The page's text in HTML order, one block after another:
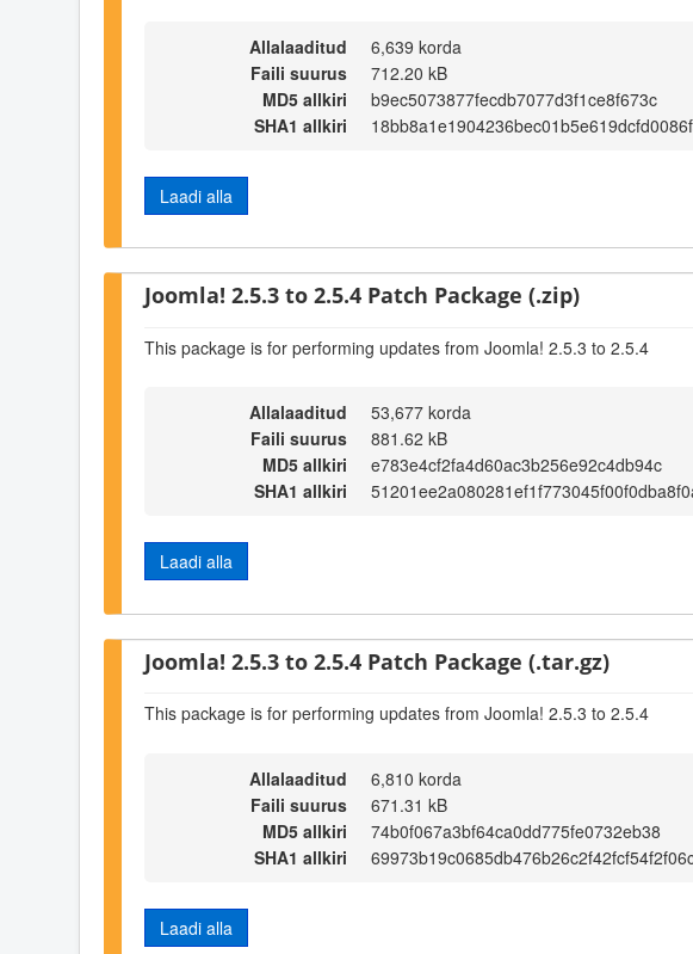
Allalaaditud
6,639 korda
Faili suurus
712.20 kB
MD5 allkiri
b9ec5073877fecdb7077d3f1ce8f673c
SHA1 allkiri
Laadi alla
Joomla! 2.5.3 to 2.5.4 Patch Package (.zip)
This package is for performing updates from Joomla! 2.5.3 to 2.5.4
Allalaaditud
53,677 korda
Faili suurus
881.62 kB
MD5 allkiri
e783e4cf2fa4d60ac3b256e92c4db94c
SHA1 allkiri
Laadi alla
Joomla! 2.5.3 to 2.5.4 Patch Package (.tar.gz)
This package is for performing updates from Joomla! 2.5.3 to 2.5.4
Allalaaditud
6,810 korda
Faili suurus
671.31 kB
MD5 allkiri
74b0f067a3bf64ca0dd775fe0732eb38
SHA1 allkiri
Laadi alla